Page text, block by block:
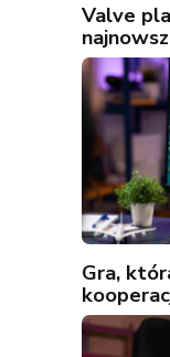
Valve
Gra,